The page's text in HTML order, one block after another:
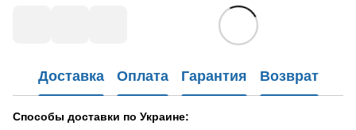
Доставка Оплата Гарантия Возврат
Способы доставки по Украине: